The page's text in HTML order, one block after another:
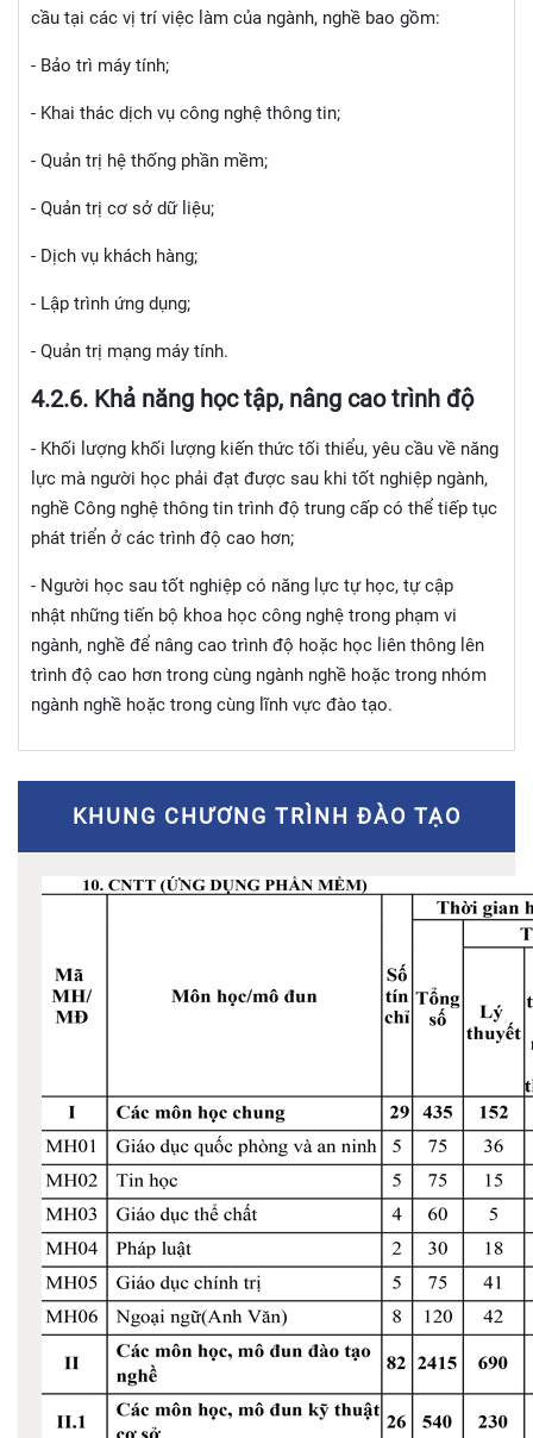
cầu tại các vị trí việc làm của ngành, nghề bao gồm:
- Bảo trì máy tính;
- Khai thác dịch vụ công nghệ thông tin;
- Quản trị hệ thống phần mềm;
- Quản trị cơ sở dữ liệu;
- Dịch vụ khách hàng;
- Lập trình ứng dụng;
- Quản trị mạng máy tính.
4.2.6. Khả năng học tập, nâng cao trình độ
- Khối lượng khối lượng kiến thức tối thiểu, yêu cầu về năng
lực mà người học phải đạt được sau khi tốt nghiệp ngành,
nghề Công nghệ thông tin trình độ trung cấp có thể tiếp tục
phát triển ở các trình độ cao hơn;
- Người học sau tốt nghiệp có năng lực tự học, tự cập
nhật những tiến bộ khoa học công nghệ trong phạm vi
ngành, nghề để nâng cao trình độ hoặc học liên thông lên
trình độ cao hơn trong cùng ngành nghề hoặc trong nhóm
ngành nghề hoặc trong cùng lĩnh vực đào tạo.
KHUNG CHƯƠNG TRÌNH ĐÀO TẠO